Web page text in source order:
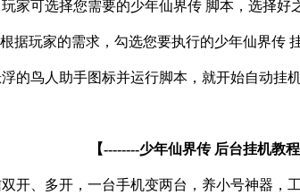
家可选择您需要的少年仙界传 脚本，选择好
据玩家的需求，勾选您要执行的少年仙界传
的鸟人助手图标并运行脚本，就开始自动挂机
【--------少年仙界传 后台挂机教程
开、多开，一台手机变两台，养小号神器